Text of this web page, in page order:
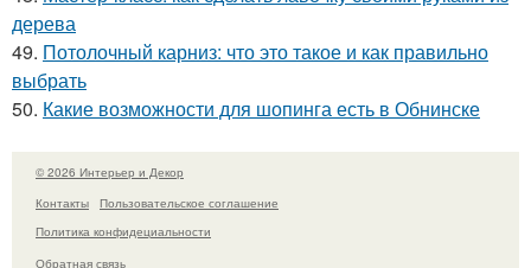
дерева
49. Потолочный карниз: что это такое и как правильно
выбрать
50. Какие возможности для шопинга есть в Обнинске
© 2026 Интерьер и Декор
Контакты
Пользовательское соглашение
Политика конфидециальности
Обратная связь